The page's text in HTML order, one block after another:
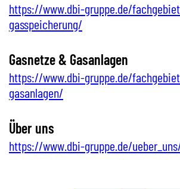
https://www.dbi-gruppe.de/
gasspeicherung/
Gasnetze & Gasanlagen
https://www.dbi-gruppe.de/
gasanlagen/
Über uns
https://www.dbi-gruppe.de/